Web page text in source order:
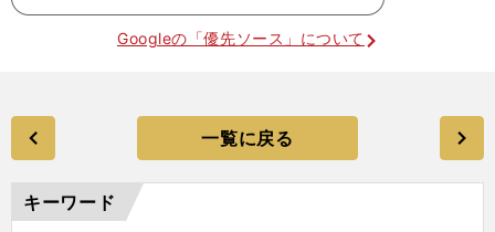
Googleの「優先ソース」について
一覧に戻る
キーワード